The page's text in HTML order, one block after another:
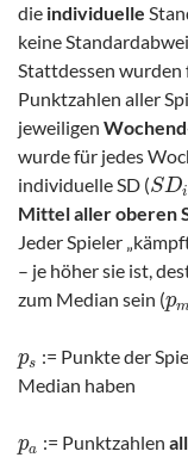
die individuelle
keine
Stattdessen wurden
Punktzahlen aller
jeweiligen
wurde für jedes
individuelle SD (SDi
Mittel aller oberen
Jeder Spieler
– je höher sie ist,
zum Median sein (p
ps := Punkte der
Median haben
pa := Punktzahlen